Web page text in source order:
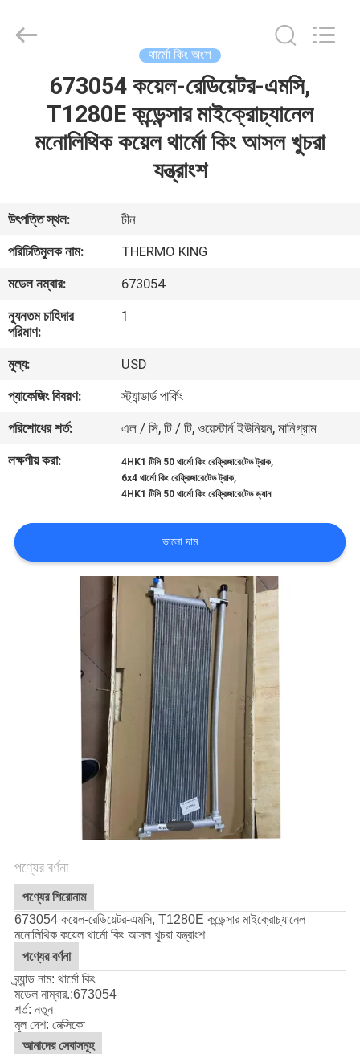
সম্বন্ধে
পরিদর্শন
নিয়ন্ত্রণ
আমাদের
সাথে
খবর
INDUSTRY
থার্মো কিং অংশ
673054 কয়েল-রেডিয়েটর-এমসি,
T1280E কন্ডেন্সার মাইক্রোচ্যানেল
মনোলিথিক কয়েল থার্মো কিং আসল খুচরা
যন্ত্রাংশ
উৎপত্তি স্থল:
চীন
পরিচিতিমুলক নাম:
THERMO KING
মডেল নম্বার:
673054
ন্যূনতম চাহিদার
পরিমাণ:
1
মূল্য:
USD
প্যাকেজিং বিবরণ:
স্ট্যান্ডার্ড পার্কিং
পরিশোধের শর্ত:
এল / সি, টি / টি, ওয়েস্টার্ন ইউনিয়ন, মানিগ্রাম
লক্ষণীয় করা:
4HK1 টিসি 50 থার্মো কিং রেফ্রিজারেটেড ট্রাক,
6x4 থার্মো কিং রেফ্রিজারেটেড ট্রাক,
4HK1 টিসি 50 থার্মো কিং রেফ্রিজারেটেড ভ্যান
ভালো দাম
পণ্যের বর্ণনা
পণ্যের শিরোনাম
673054 কয়েল-রেডিয়েটর-এমসি, T1280E কন্ডেন্সার মাইক্রোচ্যানেল
মনোলিথিক কয়েল থার্মো কিং আসল খুচরা যন্ত্রাংশ
পণ্যের বর্ণনা
ব্র্যান্ড নাম: থার্মো কিং
মডেল নাম্বার.:673054
শর্ত: নতুন
মূল দেশ: মেক্সিকো
আমাদের সেবাসমূহ